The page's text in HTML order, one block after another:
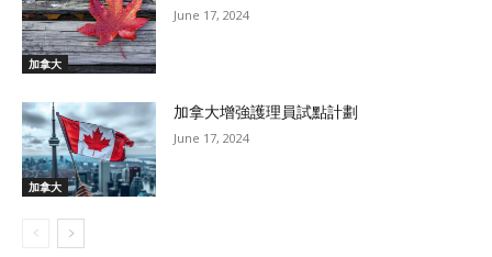
加拿大
June 17, 2024
加拿大
加拿大增強護理員試點計劃
June 17, 2024